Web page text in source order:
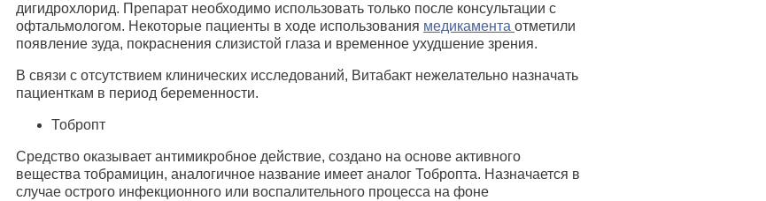
дигидрохлорид. Препарат необходимо использовать только после консультации с
офтальмологом. Некоторые пациенты в ходе использования медикамента отметили
появление зуда, покраснения слизистой глаза и временное ухудшение зрения.
В связи с отсутствием клинических исследований, Витабакт нежелательно назначать
пациенткам в период беременности.
Тобропт
Средство оказывает антимикробное действие, создано на основе активного
вещества тобрамицин, аналогичное название имеет аналог Тобропта. Назначается в
случае острого инфекционного или воспалительного процесса на фоне